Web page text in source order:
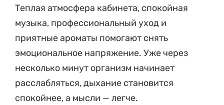
Теплая атмосфера кабинета, спокойная
музыка, профессиональный уход и
приятные ароматы помогают снять
эмоциональное напряжение. Уже через
несколько минут организм начинает
расслабляться, дыхание становится
спокойнее, а мысли — легче.